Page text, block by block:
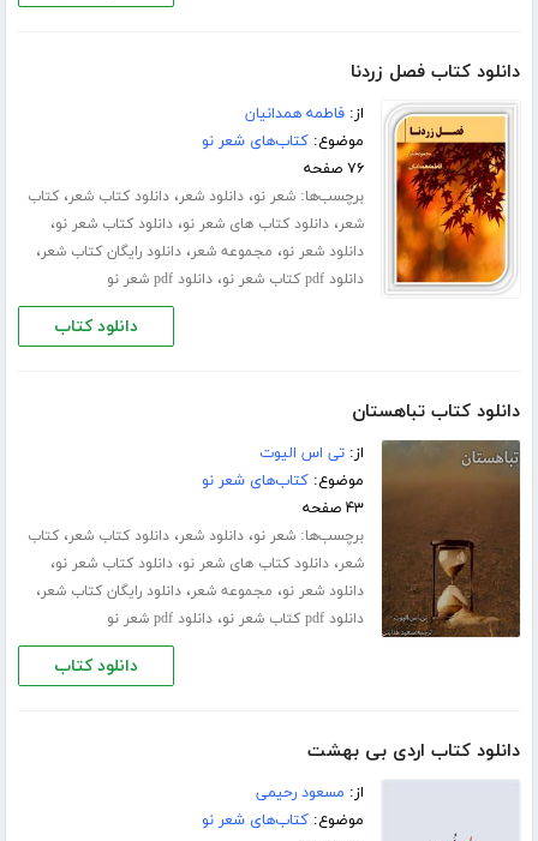
دانلود کتاب فصل زردنا
از:فاطمه همدانیان
موضوع:کتاب‌های شعر نو
۷۶ صفحه
برچسب‌ها:شعر نو،دانلود شعر،دانلود کتاب شعر،کتاب
شعر،دانلود کتاب های شعر نو،دانلود کتاب شعر نو،
دانلود شعر نو، مجموعه شعر،دانلود رایگان کتاب شعر،
دانلود pdf کتاب شعر نو ،دانلود pdf شعر نو
دانلود کتاب
دانلود کتاب تباهستان
از:تی اس الیوت
موضوع:کتاب‌های شعر نو
۴۳ صفحه
برچسب‌ها:شعر نو،دانلود شعر،دانلود کتاب شعر،کتاب
شعر،دانلود کتاب های شعر نو،دانلود کتاب شعر نو،
دانلود شعر نو، مجموعه شعر،دانلود رایگان کتاب شعر،
دانلود pdf کتاب شعر نو ،دانلود pdf شعر نو
دانلود کتاب
دانلود کتاب اردی بی بهشت
از: مسعود رحیمی
موضوع:کتاب‌های شعر نو